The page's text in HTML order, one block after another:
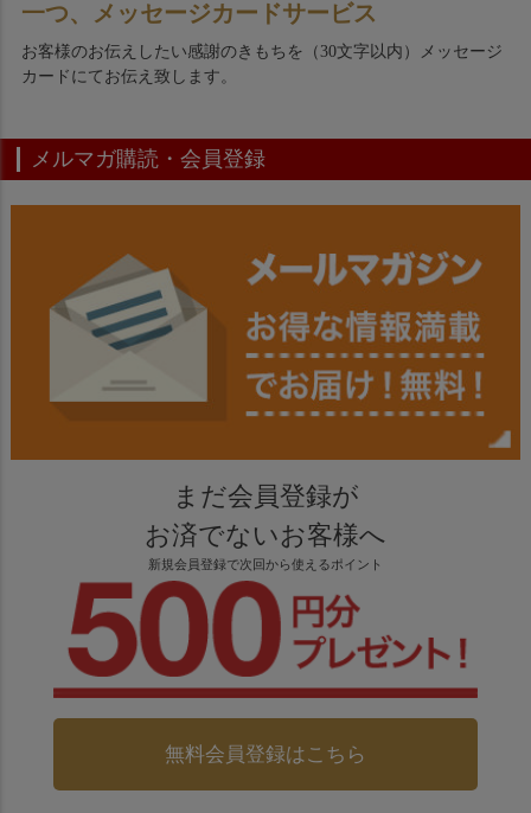
一つ、メッセージカードサービス
お客様のお伝えしたい感謝のきもちを（30文字以内）メッセージ
カードにてお伝え致します。
メルマガ購読・会員登録
まだ会員登録が
お済でないお客様へ
新規会員登録で次回から使えるポイント
無料会員登録はこちら